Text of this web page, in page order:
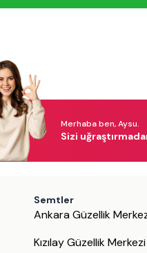
Merhaba ben, Aysu.
Sizi
Semtler
Ankara Güzellik
Kızılay Güzellik Merkezi